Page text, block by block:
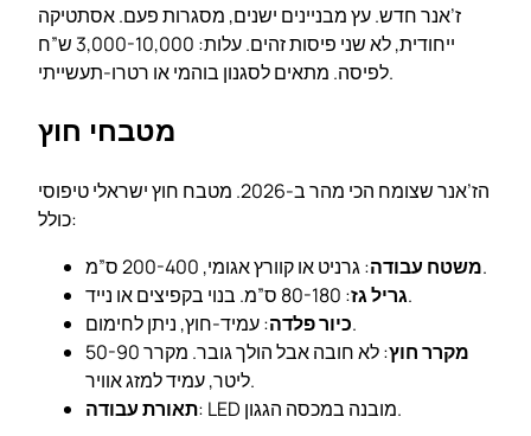
ז’אנר חדש. עץ מבניינים ישנים, מסגרות פעם. אסתטיקה
ייחודית, לא שני פיסות זהים. עלות: 3,000-10,000 ש”ח
לפיסה. מתאים לסגנון בוהמי או רטרו-תעשייתי.
מטבחי חוץ
הז’אנר שצומח הכי מהר ב-2026. מטבח חוץ ישראלי טיפוסי
כולל:
משטח עבודה: גרניט או קוורץ אגומי, 200-400 ס”מ.
גריל גז: 80-180 ס”מ. בנוי בקפיצים או נייד.
כיור פלדה: עמיד-חוץ, ניתן לחימום.
מקרר חוץ
: לא חובה אבל הולך גובר. מקרר 50-90
ליטר, עמיד למזג אוויר.
תאורת עבודה
: LED מובנה במכסה הגגון.